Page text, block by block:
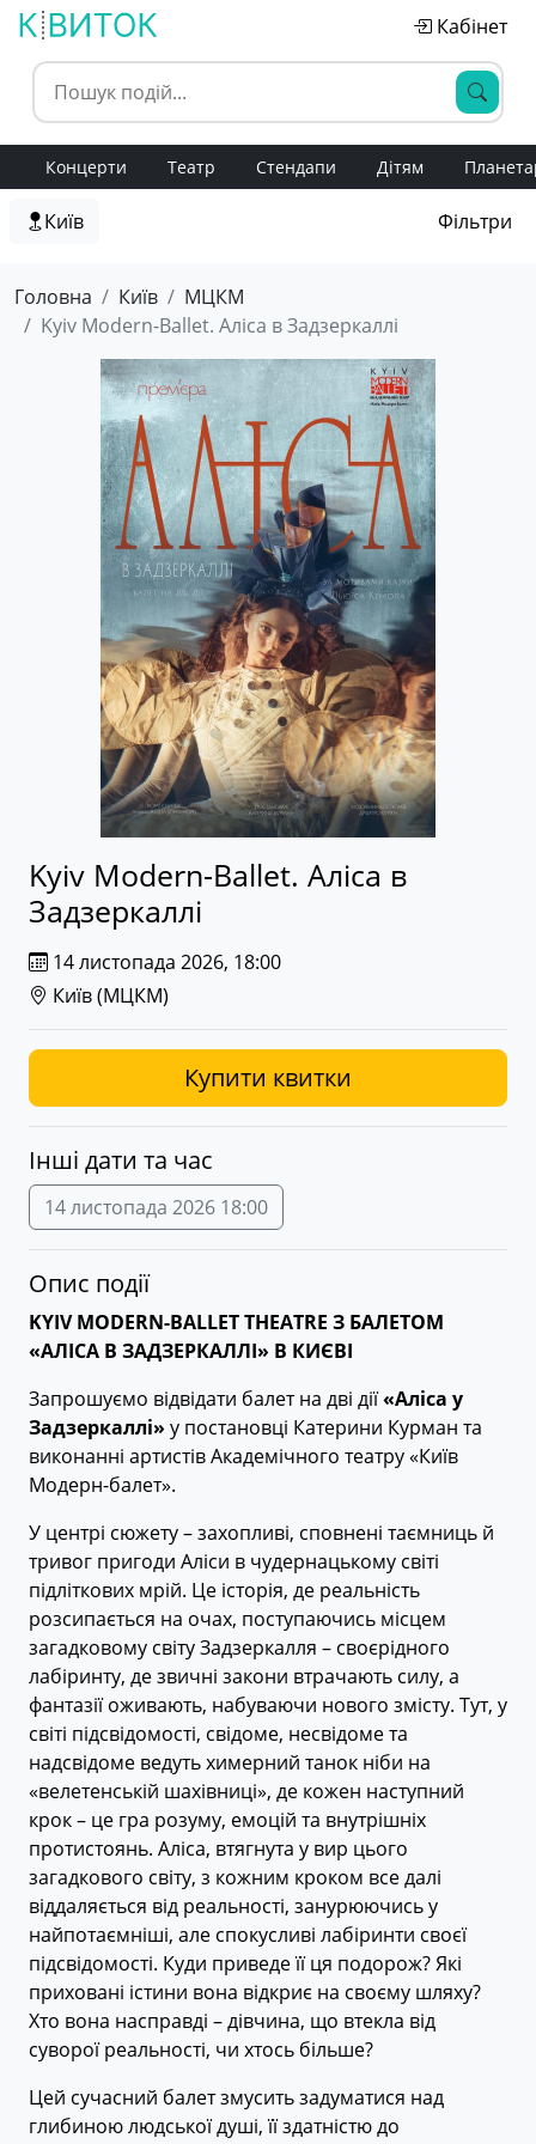
Кабінет
Концерти Театр Стендапи Дітям
Київ Фільтри
Головна Київ
МЦКМ
Kyiv Modern-Ballet. Аліса в Задзеркаллі
Kyiv Modern-Ballet. Аліса в
Задзеркаллі
14 листопада 2026, 18:00
Київ (МЦКМ)
Купити квитки
Інші дати та час
14 листопада 2026 18:00
Опис події
KYIV MODERN-BALLET THEATRE З БАЛЕТОМ
«АЛІСА В ЗАДЗЕРКАЛЛІ» В КИЄВІ
Запрошуємо відвідати балет на дві дії«Аліса у
Задзеркаллі» у постановці Катерини Курман та
виконанні артистів Академічного театру «Київ
Модерн-балет».
У центрі сюжету – захопливі, сповнені таємниць й
тривог пригоди Аліси в чудернацькому світі
підліткових мрій. Це історія, де реальність
розсипається на очах, поступаючись місцем
загадковому світу Задзеркалля – своєрідного
лабіринту, де звичні закони втрачають силу, а
фантазії оживають, набуваючи нового змісту. Тут, у
світі підсвідомості, свідоме, несвідоме та
надсвідоме ведуть химерний танок ніби на
«велетенській шахівниці», де кожен наступний
крок – це гра розуму, емоцій та внутрішніх
протистоянь. Аліса, втягнута у вир цього
загадкового світу, з кожним кроком все далі
віддаляється від реальності, занурюючись у
найпотаємніші, але спокусливі лабіринти своєї
підсвідомості. Куди приведе її ця подорож? Які
приховані істини вона відкриє на своєму шляху?
Хто вона насправді – дівчина, що втекла від
суворої реальності, чи хтось більше?
Цей сучасний балет змусить задуматися над
глибиною людської душі, її здатністю до